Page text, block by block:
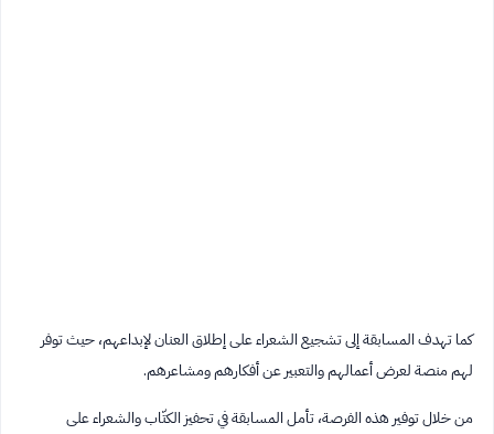
كما تهدف المسابقة إلى تشجيع الشعراء على إطلاق العنان لإبداعهم، حيث توفر
لهم منصة لعرض أعمالهم والتعبير عن أفكارهم ومشاعرهم.
من خلال توفير هذه الفرصة، تأمل المسابقة في تحفيز الكتّاب والشعراء على